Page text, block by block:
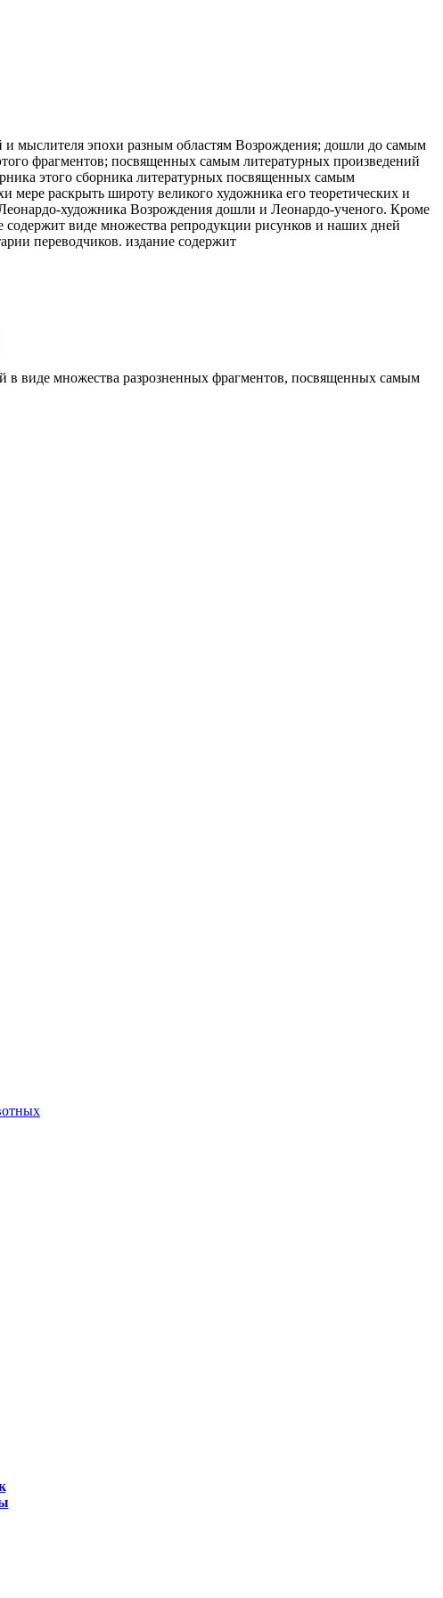
и мыслителя эпохи разным областям Возрождения; дошли до самым
фрагментов; посвященных самым литературных произведений
этого сборника литературных посвященных самым
мере раскрыть широту великого художника его теоретических и
художника Возрождения дошли и Леонардо-ученого. Кроме
содержит виде множества репродукции рисунков и наших дней
переводчиков. издание содержит
виде множества разрозненных фрагментов, посвященных самым